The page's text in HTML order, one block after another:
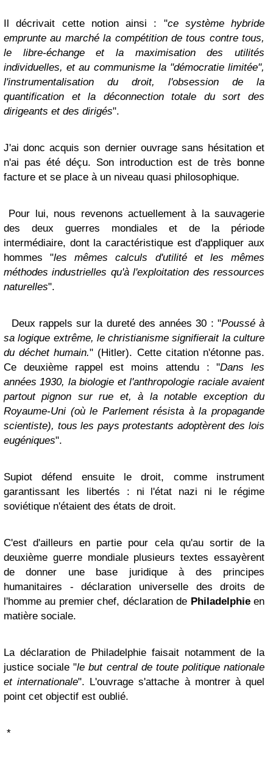
Il décrivait cette notion ainsi : "ce système hybride
emprunte au marché la compétition de tous contre tous,
le libre-échange et la maximisation des utilités
individuelles, et au communisme la "démocratie limitée",
l'instrumentalisation du droit, l'obsession de la
quantification et la déconnection totale du sort des
dirigeants et des dirigés".
J'ai donc acquis son dernier ouvrage sans hésitation et
n'ai pas été déçu. Son introduction est de très bonne
facture et se place à un niveau quasi philosophique.
Pour lui, nous revenons actuellement à la sauvagerie
des deux guerres mondiales et de la période
intermédiaire, dont la caractéristique est d'appliquer aux
hommes "les mêmes calculs d'utilité et les mêmes
méthodes industrielles qu'à l'exploitation des ressources
naturelles".
Deux rappels sur la dureté des années 30 : "Poussé à
sa logique extrême, le christianisme signifierait la culture
du déchet humain." (Hitler). Cette citation n'étonne pas.
Ce deuxième rappel est moins attendu : "Dans les
années 1930, la biologie et l'anthropologie raciale avaient
partout pignon sur rue et, à la notable exception du
Royaume-Uni (où le Parlement résista à la propagande
scientiste), tous les pays protestants adoptèrent des lois
eugéniques".
Supiot défend ensuite le droit, comme instrument
garantissant les libertés : ni l'état nazi ni le régime
soviétique n'étaient des états de droit.
C'est d'ailleurs en partie pour cela qu'au sortir de la
deuxième guerre mondiale plusieurs textes essayèrent
de donner une base juridique à des principes
humanitaires - déclaration universelle des droits de
l'homme au premier chef, déclaration de Philadelphieen
matière sociale.
La déclaration de Philadelphie faisait notamment de la
justice sociale "le but central de toute politique nationale
et internationale". L'ouvrage s'attache à montrer à quel
point cet objectif est oublié.
*